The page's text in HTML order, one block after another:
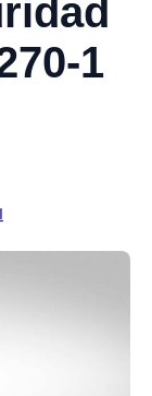
1